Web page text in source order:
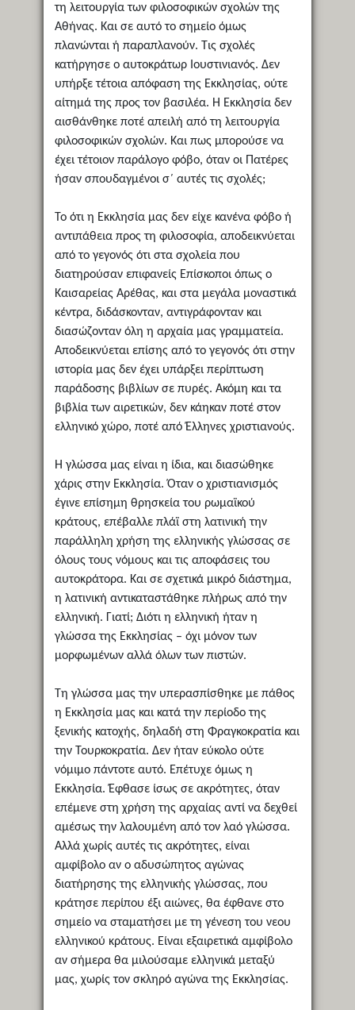
τη λειτουργία των φιλοσοφικών σχολών της
Αθήνας. Και σε αυτό το σημείο όμως
πλανώνται ή παραπλανούν. Τις σχολές
κατήργησε ο αυτοκράτωρ Ιουστινιανός. Δεν
υπήρξε τέτοια απόφαση της Εκκλησίας, ούτε
αίτημά της προς τον βασιλέα. Η Εκκλησία δεν
αισθάνθηκε ποτέ απειλή από τη λειτουργία
φιλοσοφικών σχολών. Και πως μπορούσε να
έχει τέτοιον παράλογο φόβο, όταν οι Πατέρες
ήσαν σπουδαγμένοι σ΄ αυτές τις σχολές;
Το ότι η Εκκλησία μας δεν είχε κανένα φόβο ή
αντιπάθεια προς τη φιλοσοφία, αποδεικνύεται
από το γεγονός ότι στα σχολεία που
διατηρούσαν επιφανείς Επίσκοποι όπως ο
Καισαρείας Αρέθας, και στα μεγάλα μοναστικά
κέντρα, διδάσκονταν, αντιγράφονταν και
διασώζονταν όλη η αρχαία μας γραμματεία.
Αποδεικνύεται επίσης από το γεγονός ότι στην
ιστορία μας δεν έχει υπάρξει περίπτωση
παράδοσης βιβλίων σε πυρές. Ακόμη και τα
βιβλία των αιρετικών, δεν κάηκαν ποτέ στον
ελληνικό χώρο, ποτέ από Έλληνες χριστιανούς.
Η γλώσσα μας είναι η ίδια, και διασώθηκε
χάρις στην Εκκλησία. Όταν ο χριστιανισμός
έγινε επίσημη θρησκεία του ρωμαϊκού
κράτους, επέβαλλε πλάϊ στη λατινική την
παράλληλη χρήση της ελληνικής γλώσσας σε
όλους τους νόμους και τις αποφάσεις του
αυτοκράτορα. Και σε σχετικά μικρό διάστημα,
η λατινική αντικαταστάθηκε πλήρως από την
ελληνική. Γιατί; Διότι η ελληνική ήταν η
γλώσσα της Εκκλησίας – όχι μόνον των
μορφωμένων αλλά όλων των πιστών.
Τη γλώσσα μας την υπερασπίσθηκε με πάθος
η Εκκλησία μας και κατά την περίοδο της
ξενικής κατοχής, δηλαδή στη Φραγκοκρατία και
την Τουρκοκρατία. Δεν ήταν εύκολο ούτε
νόμιμο πάντοτε αυτό. Επέτυχε όμως η
Εκκλησία. Έφθασε ίσως σε ακρότητες, όταν
επέμενε στη χρήση της αρχαίας αντί να δεχθεί
αμέσως την λαλουμένη από τον λαό γλώσσα.
Αλλά χωρίς αυτές τις ακρότητες, είναι
αμφίβολο αν ο αδυσώπητος αγώνας
διατήρησης της ελληνικής γλώσσας, που
κράτησε περίπου έξι αιώνες, θα έφθανε στο
σημείο να σταματήσει με τη γένεση του νεου
ελληνικού κράτους. Είναι εξαιρετικά αμφίβολο
αν σήμερα θα μιλούσαμε ελληνικά μεταξύ
μας, χωρίς τον σκληρό αγώνα της Εκκλησίας.